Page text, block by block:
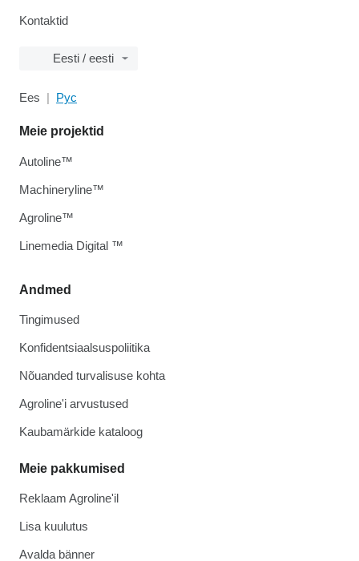
Kontaktid
Eesti / eesti
Ees Рус
Andmed
Tingimused
Konfidentsiaalsuspoliitika
Nõuanded turvalisuse kohta
Agroline'i arvustused
Kaubamärkide kataloog
Meie pakkumised
Reklaam Agroline'il
Lisa kuulutus
Avalda bänner
Meie projektid
Autoline™
Machineryline™
Agroline™
Linemedia Digital ™